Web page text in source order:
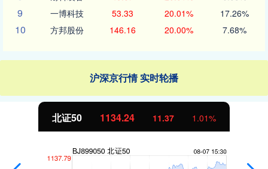
9 一博科技 53.33 20.01% 17.26%
10 方邦股份 146.16 20.00% 7.68%
沪深京行情 实时轮播
北证50 1134.24 11.37 1.01%